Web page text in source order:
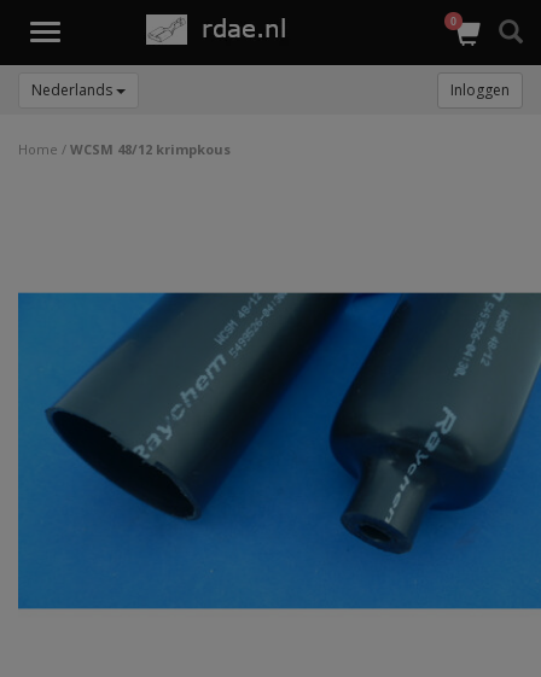
Toggle
0
Nederlands Inloggen
Home / WCSM 48/12 krimpkous